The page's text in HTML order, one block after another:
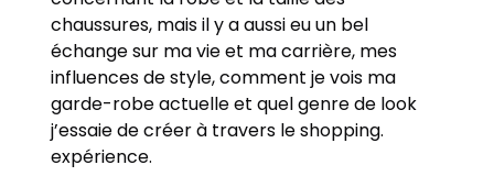
chaussures, mais il y a aussi eu un bel
échange sur ma vie et ma carrière, mes
influences de style, comment je vois ma
garde-robe actuelle et quel genre de look
j’essaie de créer à travers le shopping.
expérience.